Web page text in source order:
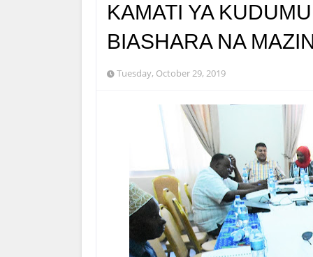
KAMATI YA
BIASHARA NA
Tuesday, October 29, 2019